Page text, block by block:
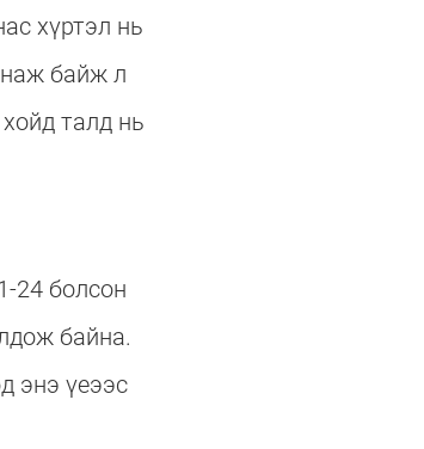
хүртэл нь
байж л
талд нь
24 болсон
байна.
энэ үеээс